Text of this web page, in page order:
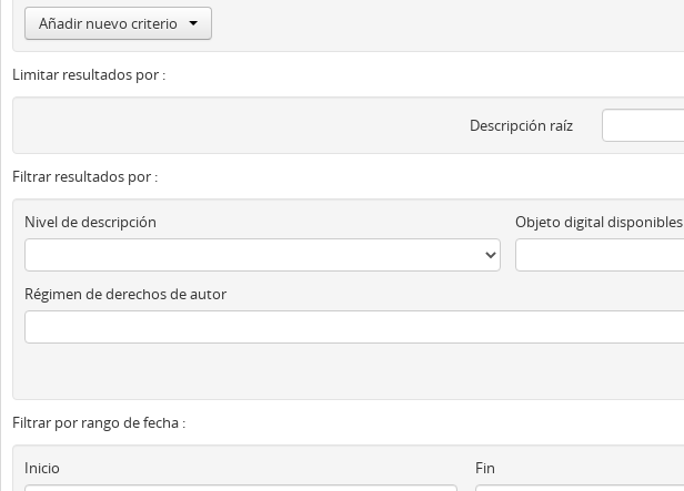
Añadir nuevo criterio
Limitar resultados por :
Descripción raíz
Filtrar resultados por :
Nivel de descripción Objeto digital disponibles
Régimen de derechos de autor
Filtrar por rango de fecha :
Inicio
Fin